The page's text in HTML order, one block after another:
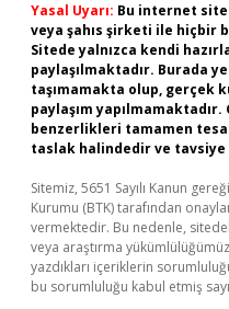
Yasal Uyarı: Bu internet
veya şahıs şirketi ile hiçbir
Sitede yalnızca kendi
paylaşılmaktadır. Burada
taşımamakta olup, gerçek
paylaşım
benzerlikleri tamamen
taslak halindedir ve
Sitemiz, 5651 Sayılı Kanun
Kurumu (BTK) tarafından
vermektedir. Bu nedenle,
veya araştırma
yazdıkları içeriklerin
bu sorumluluğu kabul etmiş